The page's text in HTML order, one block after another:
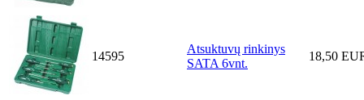
14595
Atsuktuvų rinkinys
SATA 6vnt.
18,50